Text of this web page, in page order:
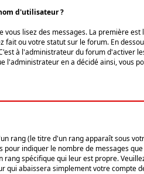
d'utilisateur ?
lisez des messages. La première
fait ou votre statut sur le forum. En
à l'administrateur du forum d'activer
l'administrateur en a décidé ainsi, vous
rang (le titre d'un rang apparaît sous
indiquer le nombre de messages
spécifique qui leur est propre.
abaissera simplement votre compte